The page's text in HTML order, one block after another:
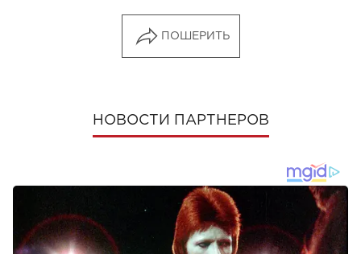
ПОШЕРИТЬ
НОВОСТИ ПАРТНЕРОВ